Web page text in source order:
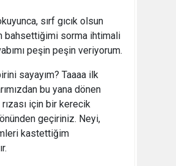
sırf gıcık olsun
bahsettiğimi sorma ihtimali
peşin peşin veriyorum.
sayayım? Taaaa ilk
bu yana dönen
rızası için bir kerecik
geçiriniz. Neyi,
kastettiğim